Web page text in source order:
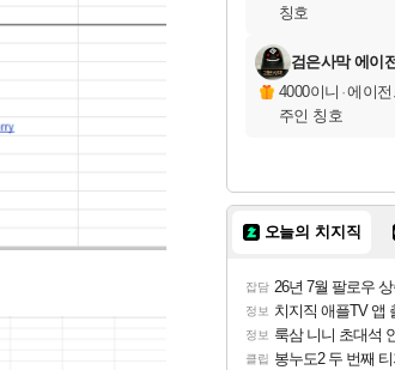
칭호
검은사막 에이
4000이니 ·에이
주인 칭호
오늘의 치지직
잡담 26년 7월 팔로우 상승량
정보 치지직 애플TV 앱
정보 룩삼 니니 초대석
클립 봉누도2 두 번째